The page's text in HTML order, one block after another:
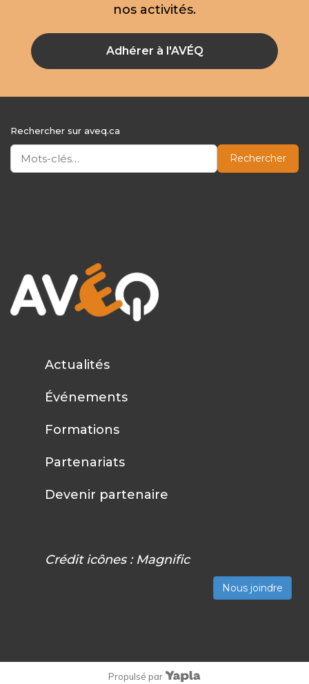
nos activités.
Adhérer à l'AVÉQ
Rechercher sur aveq.ca
Rechercher
Actualités
Événements
Formations
Partenariats
Devenir partenaire
Crédit icônes : Magnific
Nous joindre
Propulsé par